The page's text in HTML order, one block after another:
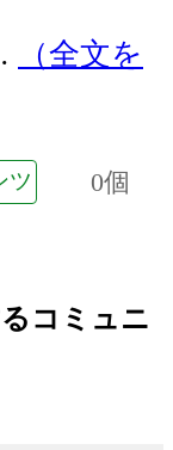
（全文を
ツ 0個
コミュニ